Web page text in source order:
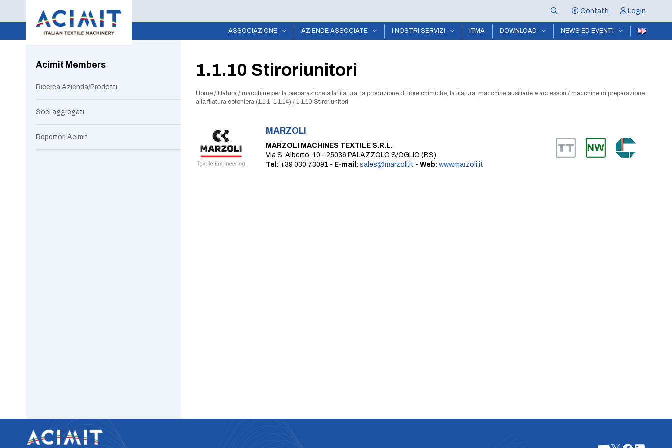
Contatti Login
ASSOCIAZIONE AZIENDE ASSOCIATE I NOSTRI SERVIZI ITMA DOWNLOAD NEWS ED EVENTI
1.1.10 Stiroriunitori
Home / filatura / macchine per la preparazione alla filatura, la produzione di fibre chimiche, la filatura; macchine ausiliarie e accessori / macchine di preparazione
alla filatura cotoniera (1.1.1-1.1.14) / 1.1.10 Stiroriunitori
MARZOLI
MARZOLI MACHINES TEXTILE S.R.L.
Via S. Alberto, 10 - 25036 PALAZZOLO S/OGLIO (BS)
Tel: +39 030 73091 - E-mail: sales@marzoli.it - Web: www.marzoli.it
Acimit Members
Ricerca Azienda/Prodotti
Soci aggregati
Repertori Acimit